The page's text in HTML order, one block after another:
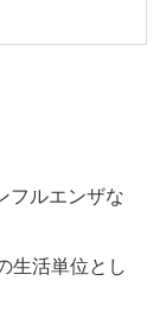
フルエンザな
生活単位とし